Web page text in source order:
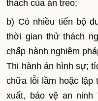
thách của án treo;
b) Có nhiều tiến bộ
thời gian thử thách
chấp hành nghiêm
Thi hành án hình sự;
chữa lỗi lầm hoặc lập
xuất, bảo vệ an